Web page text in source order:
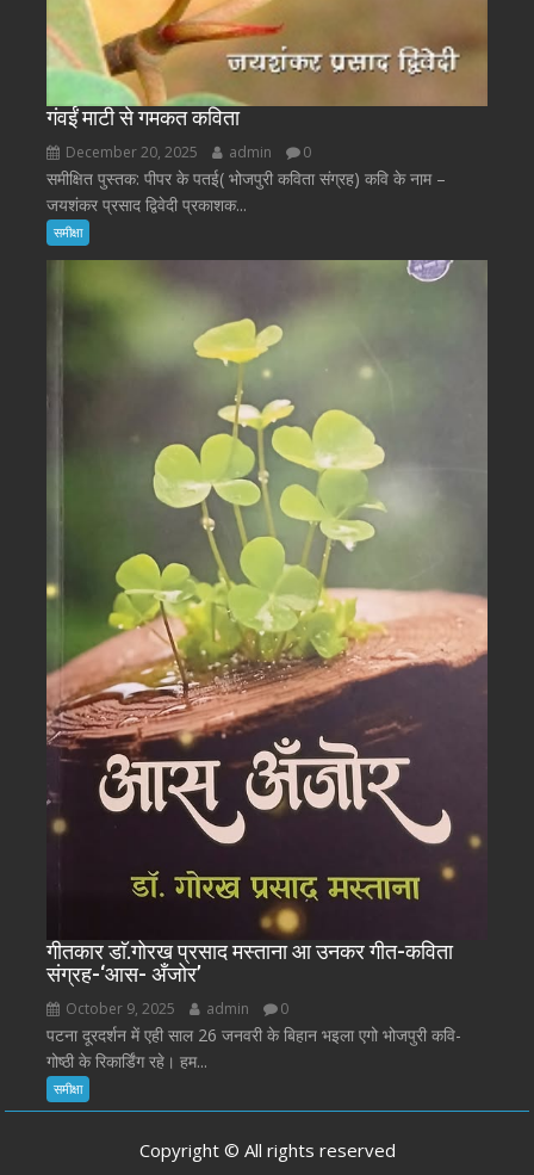
गंवईं माटी से गमकत कविता
December 20, 2025 admin 0
समीक्षित पुस्तक: पीपर के पतई( भोजपुरी कविता संग्रह) कवि के नाम –
जयशंकर प्रसाद द्विवेदी प्रकाशक...
समीक्षा
गीतकार डाॅ.गोरख प्रसाद मस्ताना आ उनकर गीत-कविता
संग्रह-‘आस- अँजोर’
October 9, 2025 admin 0
पटना दूरदर्शन में एही साल 26 जनवरी के बिहान भइला एगो भोजपुरी कवि-
गोष्ठी के रिकार्डिंग रहे। हम...
समीक्षा
Copyright © All rights reserved